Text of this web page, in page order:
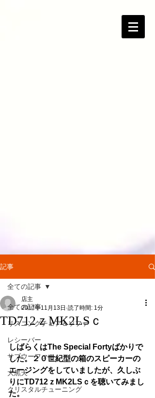
記事
全ての記事
リスニングチェア＆ソファ
レシーバー
サブウーファー
大黒天
クリスタルチューニング
全ての記事
TD712ｚMK2LSｃ
店主
2017年11月13日 読了時間: 1分
しばらくはThe Special Fortyばかりで
した。２０世紀型の箱のスピーカーの
エージングをしていましたが、久しぶ
りにTD712ｚMK2LSｃを聴いてみまし
た。